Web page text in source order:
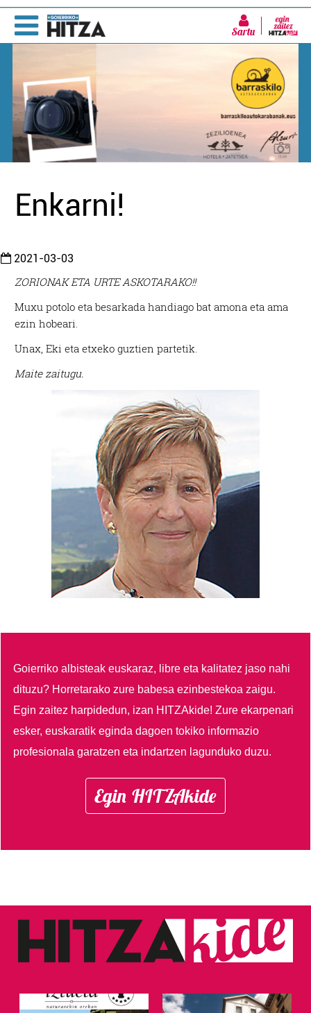
Sartu
Enkarni!
2021-03-03
ZORIONAK ETA URTE ASKOTARAKO!!
Muxu potolo eta besarkada handiago bat amona eta ama
ezin hobeari.
Unax, Eki eta etxeko guztien partetik.
Maite zaitugu.
Goierriko albisteak euskaraz, libre eta kalitatez jaso nahi
dituzu? Horretarako zure babesa ezinbestekoa zaigu.
Egin zaitez harpidedun, izan HITZAkide!Zure ekarpenari
esker, euskaratik eginda dagoen tokiko informazio
profesionala garatzen eta indartzen lagunduko duzu.
Egin HITZAkide